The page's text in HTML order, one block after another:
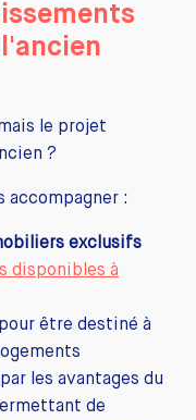
le projet
?
accompagner :
exclusifs
disponibles à
être destiné à
les avantages du
de